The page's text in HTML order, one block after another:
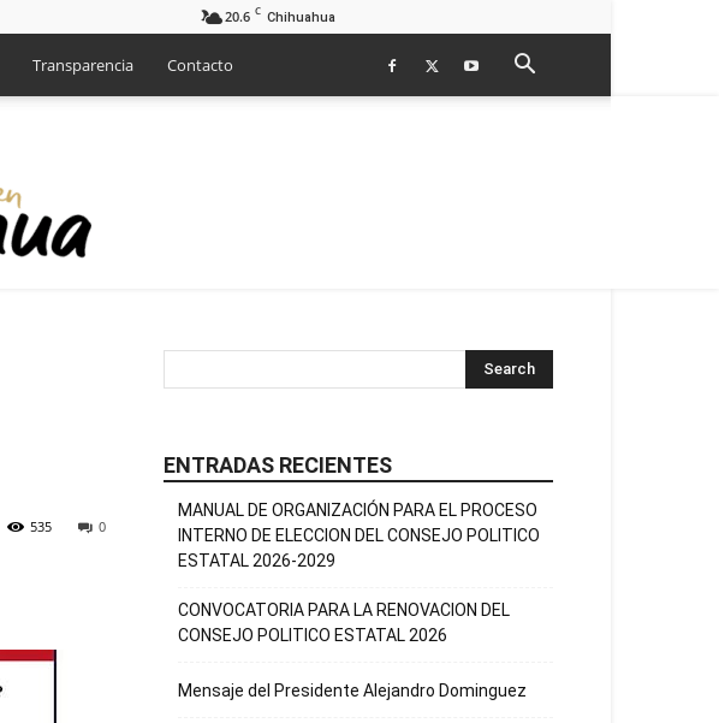
20.6 C Chihuahua
Transparencia Contacto
0
535
ENTRADAS RECIENTES
MANUAL DE ORGANIZACIÓN PARA EL PROCESO
INTERNO DE ELECCION DEL CONSEJO POLITICO
ESTATAL 2026-2029
CONVOCATORIA PARA LA RENOVACION DEL
CONSEJO POLITICO ESTATAL 2026
Mensaje del Presidente Alejandro Dominguez